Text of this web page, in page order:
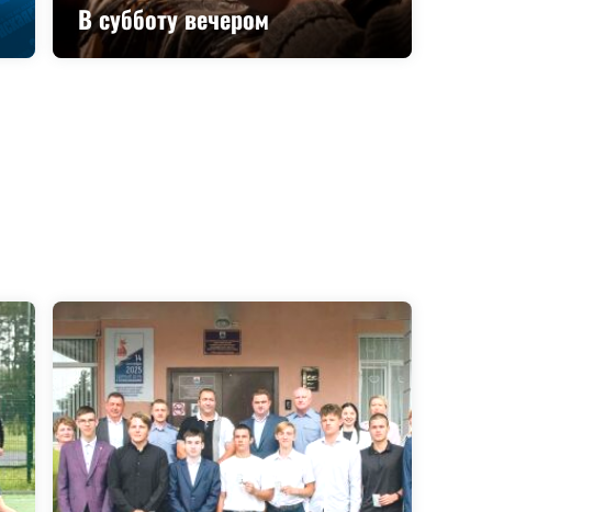
В субботу вечером